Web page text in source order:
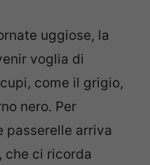
uggiose, la
voglia di
come il grigio,
nero. Per
passerelle arriva
che ci ricorda